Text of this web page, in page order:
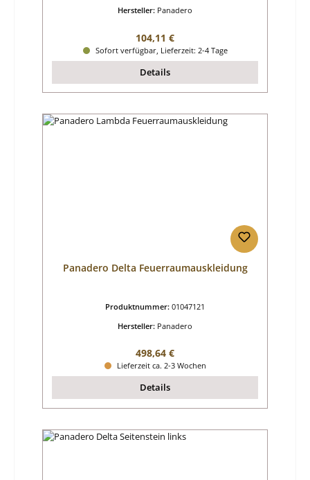
Hersteller: Panadero
Regulärer Preis:
104,11 €
Sofort verfügbar, Lieferzeit: 2-4 Tage
Details
Panadero Delta Feuerraumauskleidung
Produktnummer: 01047121
Hersteller: Panadero
Regulärer Preis:
498,64 €
Lieferzeit ca. 2-3 Wochen
Details